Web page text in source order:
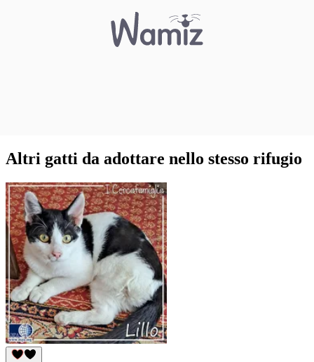
Altri gatti da adottare nello stesso rifugio